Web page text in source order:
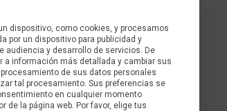
dispositivo, como cookies, y procesamos
por un dispositivo para publicidad y
audiencia y desarrollo de servicios. De
información más detallada y cambiar sus
de sus datos personales
tal procesamiento. Sus preferencias se
en cualquier momento
de la página web. Por favor, elige tus